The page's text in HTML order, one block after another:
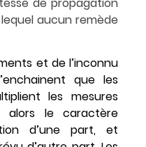
aucun remède
et de l’inconnu
que les
les mesures
alors le caractère
d’une part, et